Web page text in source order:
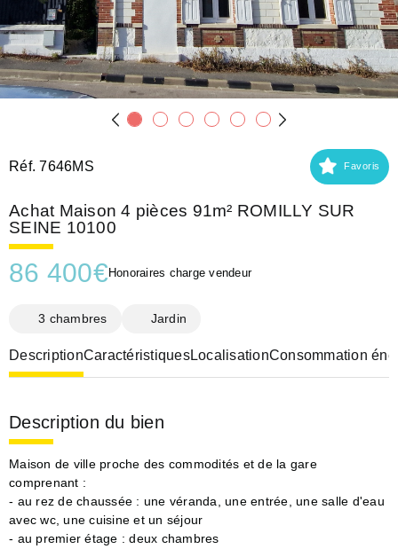
Réf. 7646MS Favoris
Achat Maison 4 pièces 91m² ROMILLY SUR
SEINE 10100
86 400€ Honoraires charge vendeur
3 chambres Jardin
DescriptionCaractéristiquesLocalisationConsommation
Description du bien
Maison de ville proche des commodités et de la gare
comprenant :
- au rez de chaussée : une véranda, une entrée, une salle d'eau
avec wc, une cuisine et un séjour
- au premier étage : deux chambres